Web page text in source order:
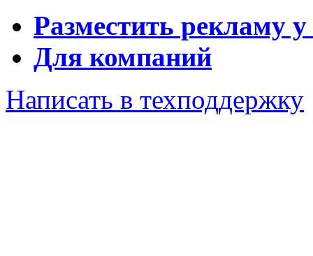
Разместить рекламу у
Для компаний
Написать в техподдержку